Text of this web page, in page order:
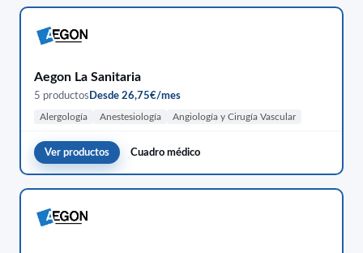
Aegon La Sanitaria
5 productos Desde 26,75€/mes
Alergología Anestesiología Angiología y Cirugía Vascular
Ver productos Cuadro médico